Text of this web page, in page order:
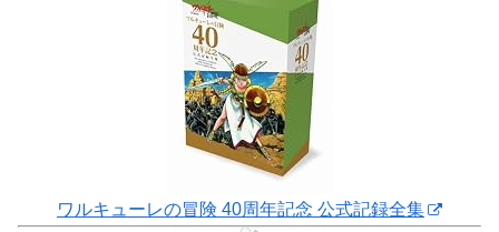
ワルキューレの冒険 40周年記念 公式記録全集